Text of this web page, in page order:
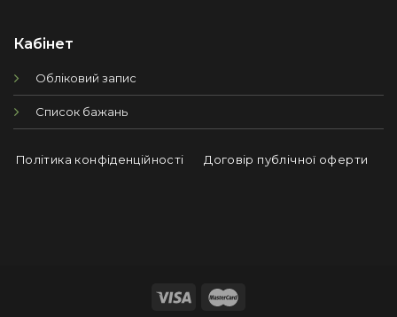
Кабінет
Обліковий запис
Список бажань
Політика конфіденційності Договір публічної оферти